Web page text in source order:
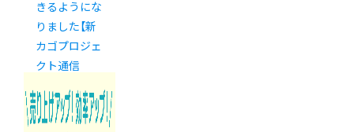
きるようにな
りました【新
カゴプロジェ
クト通信